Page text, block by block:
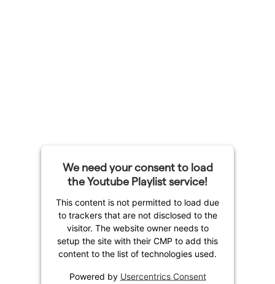
We need your consent to load
the Youtube Playlist service!
This content is not permitted to load due
to trackers that are not disclosed to the
visitor. The website owner needs to
setup the site with their CMP to add this
content to the list of technologies used.
Powered by Usercentrics Consent